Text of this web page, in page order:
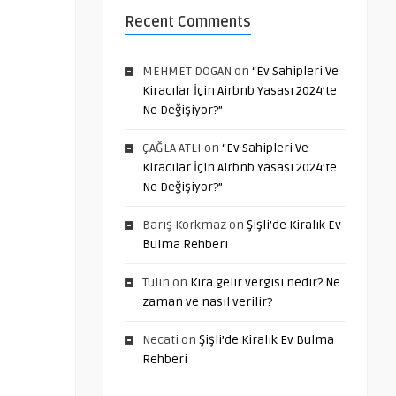
Recent Comments
MEHMET DOGAN on “Ev Sahipleri Ve
Kiracılar İçin Airbnb Yasası 2024’te
Ne Değişiyor?”
ÇAĞLA ATLI on “Ev Sahipleri Ve
Kiracılar İçin Airbnb Yasası 2024’te
Ne Değişiyor?”
Barış Korkmazon Şişli’de Kiralık Ev
Bulma Rehberi
Tülin on Kira gelir vergisi nedir? Ne
zaman ve nasıl verilir?
Necati on Şişli’de Kiralık Ev Bulma
Rehberi